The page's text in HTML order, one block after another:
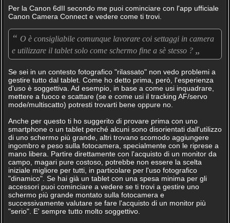
Per la Canon 6dII secondo me puoi cominciare con l'app ufficiale
Canon Camera Connect e vedere come ti trovi.
“ O è consigliabile comunque lavorare coi settaggi in camera
e utilizzare il tablet solo come schermo fine a sè stesso ? „
Se sei in un contesto fotografico "rilassato" non vedo problemi a
gestire tutto dal tablet. Come ho detto prima, però, l'esperienza
d'uso è soggettiva. Ad esempio, in base a come usi inquadrare,
mettere a fuoco e scattare (se e come usi il tracking AF/servo
mode/multiscatto) potresti trovarti bene oppure no.
Anche per questo ti ho suggerito di provare prima con uno
smartphone o un tablet perché alcuni sono disorientati dall'utilizzo
di uno schermo più grande, altri trovano scomodo aggiungere
ingombro e peso sulla fotocamera, specialmente con le riprese a
mano libera. Partire direttamente con l'acquisto di un monitor da
campo, magari pure costoso, potrebbe non essere la scelta
iniziale migliore per tutti, in particolare per l'uso fotografico
"dinamico". Se hai già un tablet con una spesa minima per gli
accessori puoi cominciare a vedere se ti trovi a gestire uno
schermo più grande montato sulla fotocamera e
successivamente valutare se fare l'acquisto di un monitor più
"serio". E' sempre tutto molto soggettivo.